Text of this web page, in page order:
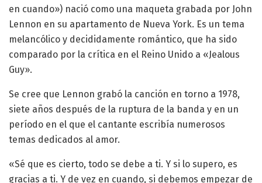
en cuando») nació como una maqueta grabada por John
Lennon en su apartamento de Nueva York. Es un tema
melancólico y decididamente romántico, que ha sido
comparado por la crítica en el Reino Unido a «Jealous
Guy».
Se cree que Lennon grabó la canción en torno a 1978,
siete años después de la ruptura de la banda y en un
período en el que el cantante escribía numerosos
temas dedicados al amor.
«Sé que es cierto, todo se debe a ti. Y si lo supero, es
gracias a ti. Y de vez en cuando, si debemos empezar de